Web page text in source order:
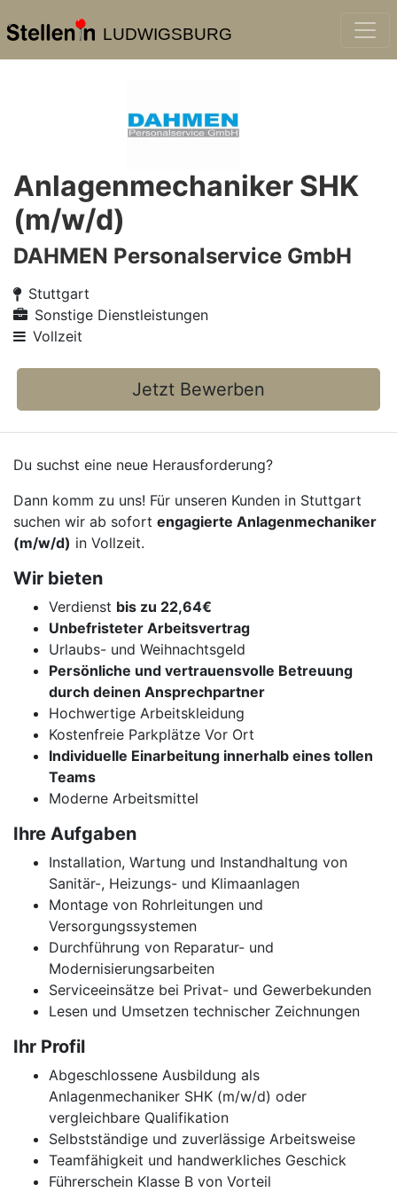
LUDWIGSBURG
Anlagenmechaniker SHK
(m/w/d)
DAHMEN Personalservice GmbH
Stuttgart
Sonstige Dienstleistungen
Vollzeit
Jetzt Bewerben
Du suchst eine neue Herausforderung?
Dann komm zu uns! Für unseren Kunden in Stuttgart
suchen wir ab sofort engagierte Anlagenmechaniker
(m/w/d) in Vollzeit.
Wir bieten
Verdienst bis zu 22,64€
Unbefristeter Arbeitsvertrag
Urlaubs- und Weihnachtsgeld
Persönliche und vertrauensvolle Betreuung
durch deinen Ansprechpartner
Hochwertige Arbeitskleidung
Kostenfreie Parkplätze Vor Ort
Individuelle Einarbeitung innerhalb eines tollen
Teams
Moderne Arbeitsmittel
Ihre Aufgaben
Installation, Wartung und Instandhaltung von
Sanitär-, Heizungs- und Klimaanlagen
Montage von Rohrleitungen und
Versorgungssystemen
Durchführung von Reparatur- und
Modernisierungsarbeiten
Serviceeinsätze bei Privat- und Gewerbekunden
Lesen und Umsetzen technischer Zeichnungen
Ihr Profil
Abgeschlossene Ausbildung als
Anlagenmechaniker SHK (m/w/d) oder
vergleichbare Qualifikation
Selbstständige und zuverlässige Arbeitsweise
Teamfähigkeit und handwerkliches Geschick
Führerschein Klasse B von Vorteil